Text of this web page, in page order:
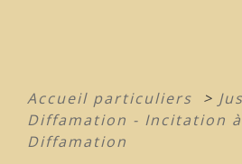
Accueil particuliers >
Diffamation - Incitation
Diffamation